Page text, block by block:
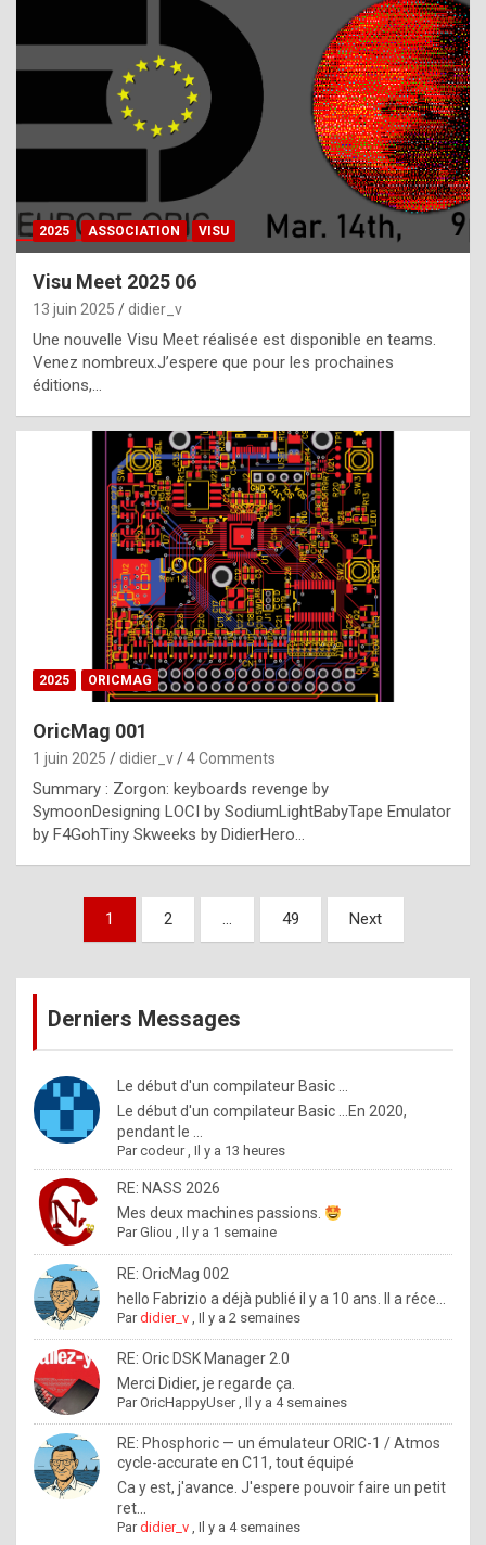
h
a
t
t
e
b
e
s
t
p
h
o
n
y
l
e
x
a
%
m
a
d
b
y
o
l
e
x
.
I
f
y
2025 ASSOCIATION VISU
Visu Meet 2025 06
13 juin 2025 didier_v
Une nouvelle Visu Meet réalisée est disponible en teams.
Venez nombreux.J’espere que pour les prochaines
éditions,…
2025 ORICMAG
OricMag 001
1 juin 2025 didier_v 4 Comments
Summary : Zorgon: keyboards revenge by
SymoonDesigning LOCI by SodiumLightBabyTape Emulator
by F4GohTiny Skweeks by DidierHero…
Pagination
publications
1 2 … 49 Next
Derniers Messages
Le début d'un compilateur Basic ...
Le début d'un compilateur Basic ...En 2020,
pendant le ...
Parcodeur,Il y a 13 heures
RE: NASS 2026
Mes deux machines passions.
ParGliou ,Il y a 1 semaine
RE: OricMag 002
hello Fabrizio a déjà publié il y a 10 ans. Il a réce...
Pardidier_v ,Il y a 2 semaines
RE: Oric DSK Manager 2.0
Merci Didier, je regarde ça.
ParOricHappyUser,Il y a 4 semaines
RE: Phosphoric — un émulateur ORIC-1 / Atmos
cycle-accurate en C11, tout équipé
Ca y est, j'avance. J'espere pouvoir faire un petit
ret...
Pardidier_v ,Il y a 4 semaines